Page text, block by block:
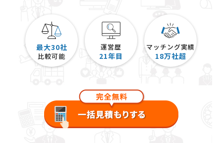
最大30社
比較可能
運営歴
21年目
マッチング実績
18万社超